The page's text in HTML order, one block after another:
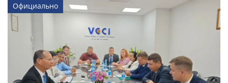
Официально